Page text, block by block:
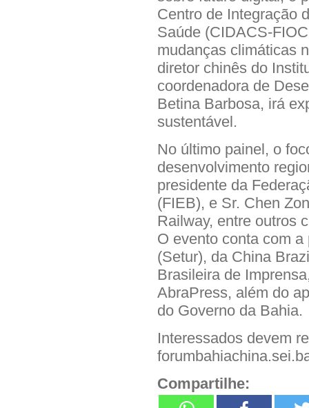
Centro de Integração
Saúde (CIDACS-
mudanças climáticas
diretor chinês do
coordenadora de
Betina Barbosa, irá
sustentável.
No último painel, o
desenvolvimento
presidente da
(FIEB), e Sr. Chen
Railway, entre outros
O evento conta com
(Setur), da China
Brasileira de
AbraPress, além do
do Governo da Bahia.
Interessados devem
Compartilhe: